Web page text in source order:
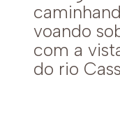
voando
com a
do rio